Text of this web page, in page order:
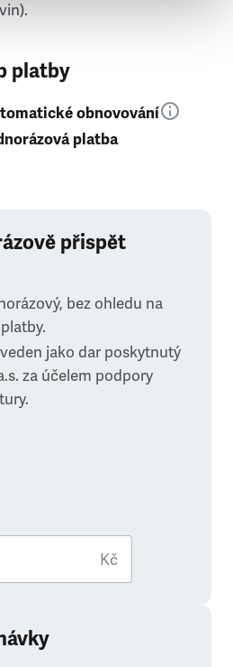
platby
obnovování
platba
přispět
bez ohledu na
jako dar poskytnutý
za účelem podpory
Kč